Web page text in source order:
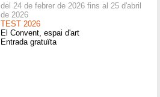
del 24 de febrer de 2026 fins al 25 d'abril
de 2026
TEST 2026
El Convent, espai d'art
Entrada gratuïta